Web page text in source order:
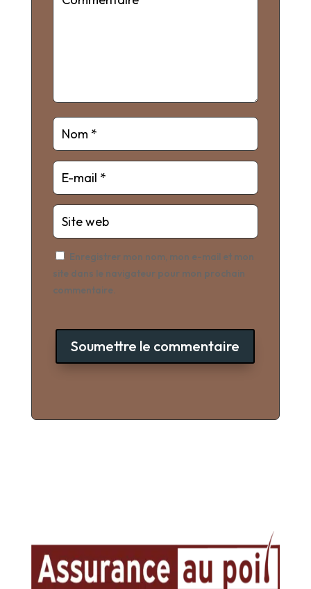
Enregistrer mon nom, mon e-mail et mon
site dans le navigateur pour mon prochain
commentaire.
Soumettre le commentaire